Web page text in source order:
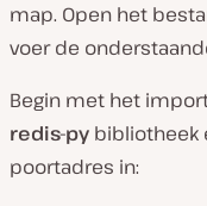
map. Open het
voer de
Begin met het
redis-py bibliotheek
poortadres in: